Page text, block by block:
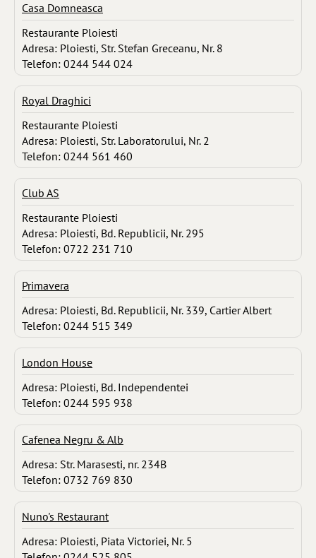
Casa Domneasca
Restaurante Ploiesti
Adresa: Ploiesti, Str. Stefan Greceanu, Nr. 8
Telefon: 0244 544 024
Royal Draghici
Restaurante Ploiesti
Adresa: Ploiesti, Str. Laboratorului, Nr. 2
Telefon: 0244 561 460
Club AS
Restaurante Ploiesti
Adresa: Ploiesti, Bd. Republicii, Nr. 295
Telefon: 0722 231 710
Primavera
Adresa: Ploiesti, Bd. Republicii, Nr. 339, Cartier Albert
Telefon: 0244 515 349
London House
Adresa: Ploiesti, Bd. Independentei
Telefon: 0244 595 938
Cafenea Negru & Alb
Adresa: Str. Marasesti, nr. 234B
Telefon: 0732 769 830
Nuno's Restaurant
Adresa: Ploiesti, Piata Victoriei, Nr. 5